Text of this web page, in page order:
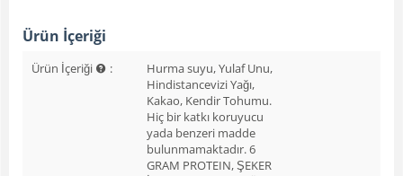
Ürün İçeriği
Ürün İçeriği :
Hurma suyu, Yulaf Unu,
Hindistancevizi Yağı,
Kakao, Kendir Tohumu.
Hiç bir katkı koruyucu
yada benzeri madde
bulunmamaktadır. 6
GRAM PROTEIN, ŞEKER